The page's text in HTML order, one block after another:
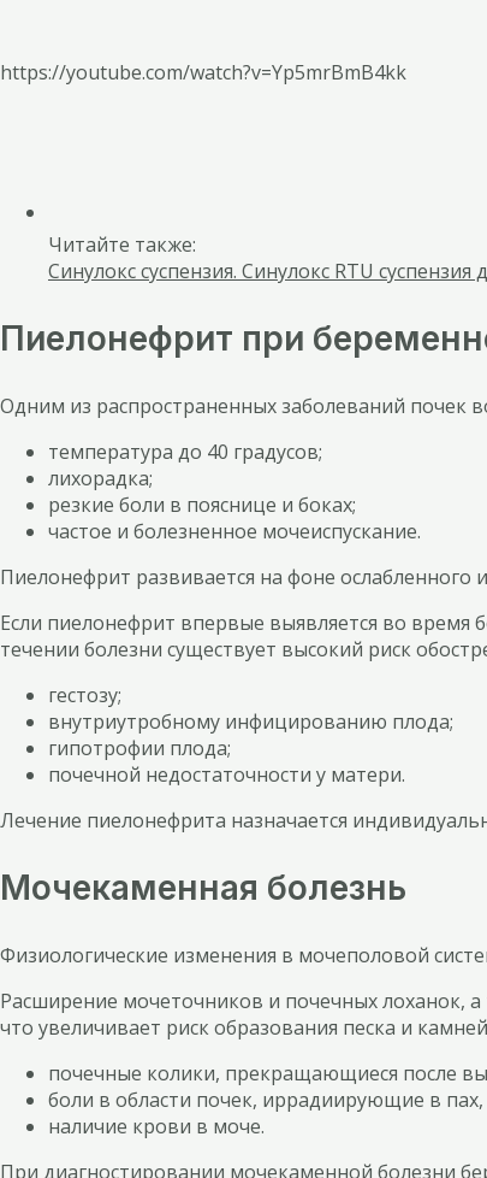
https://youtube.com/watch?v=Yp5mrBmB4kk
Читайте также:
Синулокс суспензия. Синулокс RTU суспензия
Пиелонефрит при
Одним из распространенных заболеваний почек
температура до 40 градусов;
лихорадка;
резкие боли в пояснице и боках;
частое и болезненное мочеиспускание.
Пиелонефрит развивается на фоне ослабленного
Если пиелонефрит впервые выявляется во время
течении болезни существует высокий риск
гестозу;
внутриутробному инфицированию плода;
гипотрофии плода;
почечной недостаточности у матери.
Лечение пиелонефрита назначается
Мочекаменная болезнь
Физиологические изменения в мочеполовой
Расширение мочеточников и почечных лоханок,
что увеличивает риск образования песка и
почечные колики, прекращающиеся после
боли в области почек, иррадиирующие в
наличие крови в моче.
При диагностировании мочекаменной болезни